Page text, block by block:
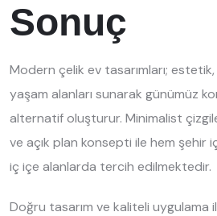
Sonuç
Modern çelik ev tasarımları;
yaşam alanları sunarak günümüz
alternatif oluşturur. Minimalist
ve açık plan konsepti ile hem şehir
iç içe alanlarda tercih edilmektedir.
Doğru tasarım ve kaliteli uygulama